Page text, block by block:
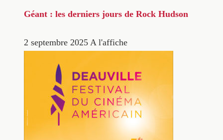
Géant : les derniers jours de Rock Hudson
2 septembre 2025 A l'affiche